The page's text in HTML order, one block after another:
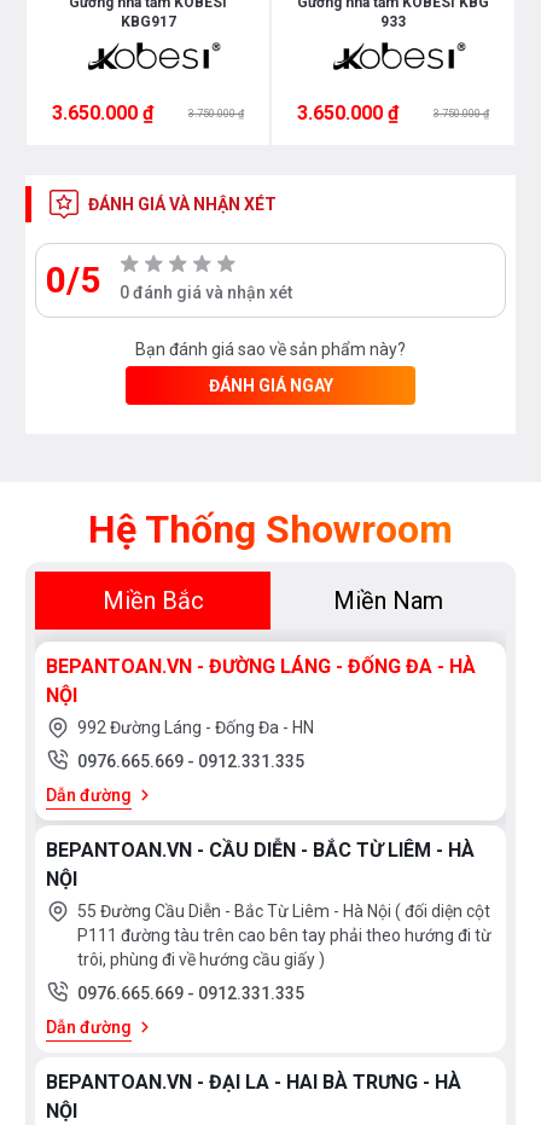
KBG917
3.650.000 ₫ 3.750.000 ₫
933
3.650.000 ₫ 3.750.000 ₫
ĐÁNH GIÁ VÀ NHẬN XÉT
0/5 0 đánh giá và nhận xét
Bạn đánh giá sao về sản phẩm này?
ĐÁNH GIÁ NGAY
Hệ Thống Showroom
Miền Bắc Miền Nam
BEPANTOAN.VN - ĐƯỜNG LÁNG - ĐỐNG ĐA - HÀ
NỘI
992 Đường Láng - Đống Đa - HN
0976.665.669 - 0912.331.335
Dẫn đường
BEPANTOAN.VN - CẦU DIỄN - BẮC TỪ LIÊM - HÀ
NỘI
55 Đường Cầu Diễn - Bắc Từ Liêm - Hà Nội ( đối diện cột
P111 đường tàu trên cao bên tay phải theo hướng đi từ
trôi, phùng đi về hướng cầu giấy )
0976.665.669 - 0912.331.335
Dẫn đường
BEPANTOAN.VN - ĐẠI LA - HAI BÀ TRƯNG - HÀ
NỘI